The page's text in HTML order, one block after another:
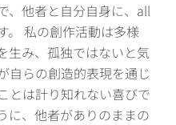
、他者と自分自身に、all
。 私の創作活動は多様
生み、孤独ではないと気
自らの創造的表現を通じ
とは計り知れない喜びで
に、他者がありのままの